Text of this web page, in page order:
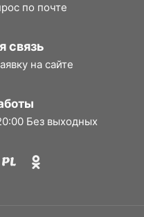
по почте
связь
на сайте
Без выходных